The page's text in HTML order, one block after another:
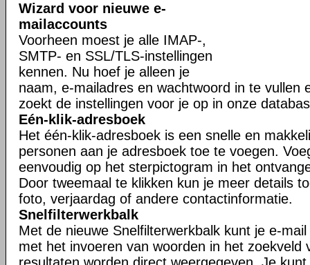
Wizard voor nieuwe e-
mailaccounts
Voorheen moest je alle IMAP-,
SMTP- en SSL/TLS-instellingen
kennen. Nu hoef je alleen je
naam, e-mailadres en wachtwoord in te vullen
zoekt de instellingen voor je op in onze
Eén-klik-adresboek
Het één-klik-adresboek is een snelle en
personen aan je adresboek toe te voegen.
eenvoudig op het sterpictogram in het
Door tweemaal te klikken kun je meer details
foto, verjaardag of andere contactinformatie.
Snelfilterwerkbalk
Met de nieuwe Snelfilterwerkbalk kunt je e-
met het invoeren van woorden in het zoekveld